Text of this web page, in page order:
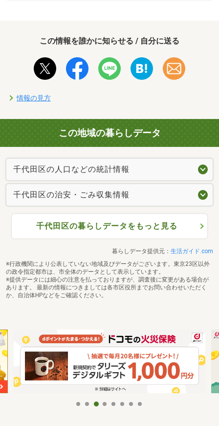
この情報を誰かに知らせる / 自分に送る
情報の見方
この地域の暮らしデータ
千代田区の人口などの統計情報
千代田区の治安・ごみ収集情報
千代田区の暮らしデータをもっと見る
暮らしデータ提供元： 生活ガイド.com
※行政機関により公表していない地域及びデータがございます。東京23区以外
の政令指定都市は、市全体のデータとして表示しています。
※提供データには細心の注意を払っておりますが、調査後に変更がある場合が
あります。 最新の情報につきましては各市区役所までお問い合わせいただく
か、自治体HPなどをご確認ください。